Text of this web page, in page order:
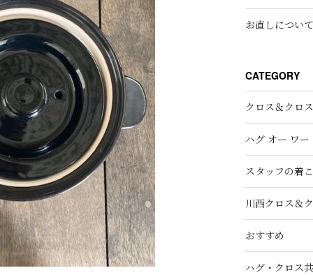
お直しについて
CATEGORY
クロス＆クロス
ハグ オー ワー
スタッフの着
川西クロス＆
おすすめ
ハグ・クロス